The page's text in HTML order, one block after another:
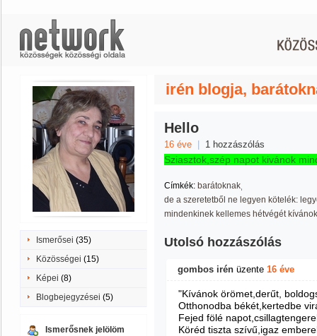
Ismerősei (35)
Közösségei (15)
Képei (8)
Blogbejegyzései (5)
Ismerősnek jelölöm
irén blogja,
Hello
16 éve 1 hozzászólás
Sziasztok,szép napot kivánok
Címkék: barátoknak
de a szeretetből ne legyen kötelék:
mindenkinek kellemes hétvégét
Utolsó hozzászólás
gombos irén üzente 16 éve
"Kívánok örömet,derűt,
Otthonodba békét,kertedbe
Fejed fölé
Köréd tiszta szívű,igaz